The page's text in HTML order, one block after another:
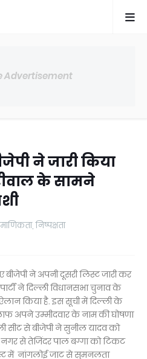
Advertisement
ने जारी किया
के सामने
निष्पक्षता
ने अपनी दूसरी लिस्ट जारी कर
ने दिल्ली विधानसभा चुनाव के
किया है. इस सूची में दिल्ली के
अपने उम्मीदवार के नाम की घोषणा
सीट से बीजेपी ने सुनील यादव को
से तेजिंदर पाल बग्गा को टिकट
में नांगलोई जाट से सुमनलता